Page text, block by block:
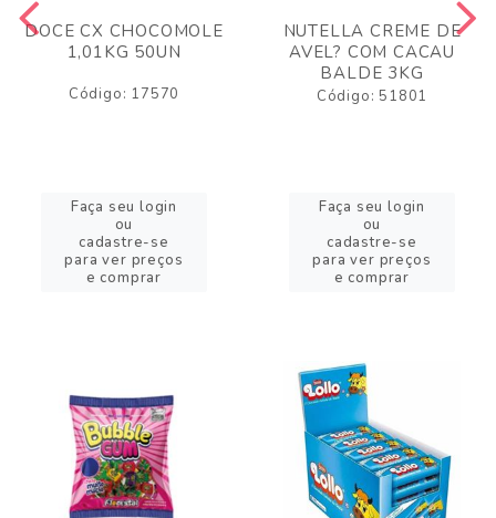
DOCE CX CHOCOMOLE
1,01KG 50UN
Código: 17570
Faça seu login
ou
cadastre-se
para ver preços
e comprar
NUTELLA CREME DE
AVEL? COM CACAU
BALDE 3KG
Código: 51801
Faça seu login
ou
cadastre-se
para ver preços
e comprar